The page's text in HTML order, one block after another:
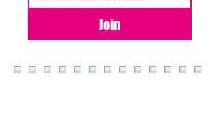
Join